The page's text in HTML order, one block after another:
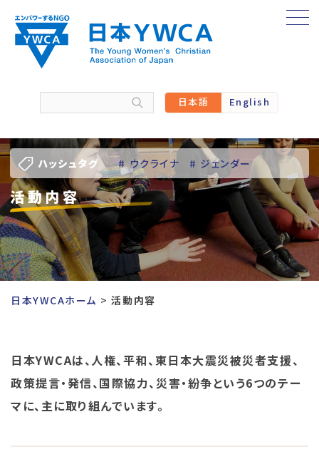
content
日本語 English
ハッシュタグ # ウクライナ # ジェンダー
# バーチャル訪問 # パレスチナ
# 人権 # 国際協力
# 地域YWCA # 平和
# 東日本大震災被災者支援
活動内容
日本YWCAホーム 活動内容
日本YWCAは、人権、平和、東日本大震災被災者支援、
政策提言・発信、国際協力、災害・紛争という6つのテー
マに、主に取り組んでいます。